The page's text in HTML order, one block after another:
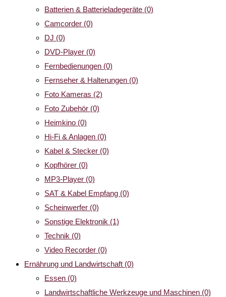
Batterien & Batterieladegeräte (0)
Camcorder (0)
DJ (0)
DVD-Player (0)
Fernbedienungen (0)
Fernseher & Halterungen (0)
Foto Kameras (2)
Foto Zubehör (0)
Heimkino (0)
Hi-Fi & Anlagen (0)
Kabel & Stecker (0)
Kopfhörer (0)
MP3-Player (0)
SAT & Kabel Empfang (0)
Scheinwerfer (0)
Sonstige Elektronik (1)
Technik (0)
Video Recorder (0)
Ernährung und Landwirtschaft (0)
Essen (0)
Landwirtschaftliche Werkzeuge und Maschinen (0)